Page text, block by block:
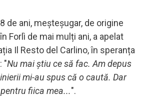
de ani, meșteșugar, de origine
Forlì de mai mulți ani, a apelat
Il Resto del Carlino, în speranța
"Nu mai știu ce să fac. Am depus
mi-au spus că o caută. Dar
fiica mea...".